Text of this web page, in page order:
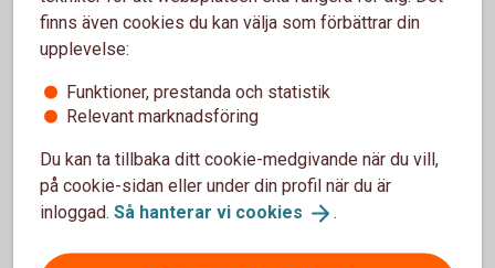
uppgifterna från e-tjänsten till din deklaration.
Mer om förenklat bokslut
Är du skogsägare? Håll koll på Skogskontot och
Skogsskadekontot
Har du haft stora intäkter från skogsavverkningar eller fått
försäkringsersättningar från skogen under året kan du
fördela dem på flera år genom att göra avsättningar till
finns även cookies du kan välja som förbättrar din
upplevelse:
Funktioner, prestanda och statistik
Relevant marknadsföring
Du kan ta tillbaka ditt cookie-medgivande när du vill,
på cookie-sidan eller under din profil när du är
inloggad. Så hanterar vi cookies .